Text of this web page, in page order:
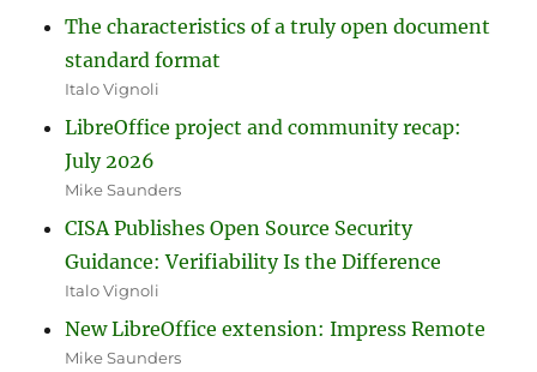
The characteristics of a truly open document
standard format
Italo Vignoli
LibreOffice project and community recap:
July 2026
Mike Saunders
CISA Publishes Open Source Security
Guidance: Verifiability Is the Difference
Italo Vignoli
New LibreOffice extension: Impress Remote
Mike Saunders